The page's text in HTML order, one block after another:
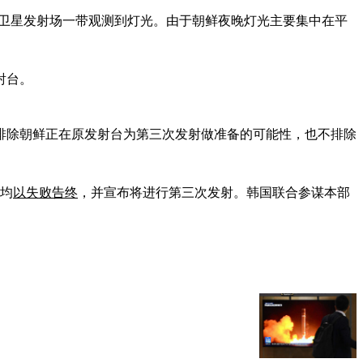
星发射场一带观测到灯光。由于朝鲜夜晚灯光主要集中在平
。
朝鲜正在原发射台为第三次发射做准备的可能性，也不排除
以失败告终 ，并宣布将进行第三次发射。韩国联合参谋本部